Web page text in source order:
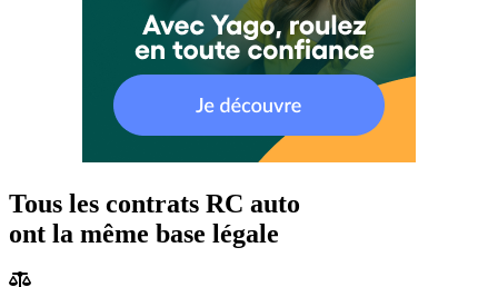
Tous les contrats RC auto
ont la même base légale